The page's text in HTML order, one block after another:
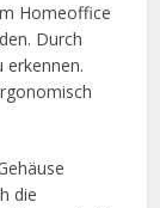
Homeoffice
Durch
erkennen.
die